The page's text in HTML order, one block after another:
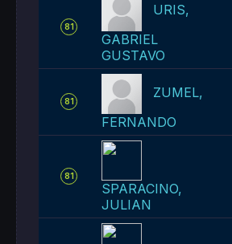
81
URIS,
GABRIEL
GUSTAVO
81
ZUMEL,
FERNANDO
81
SPARACINO,
JULIAN